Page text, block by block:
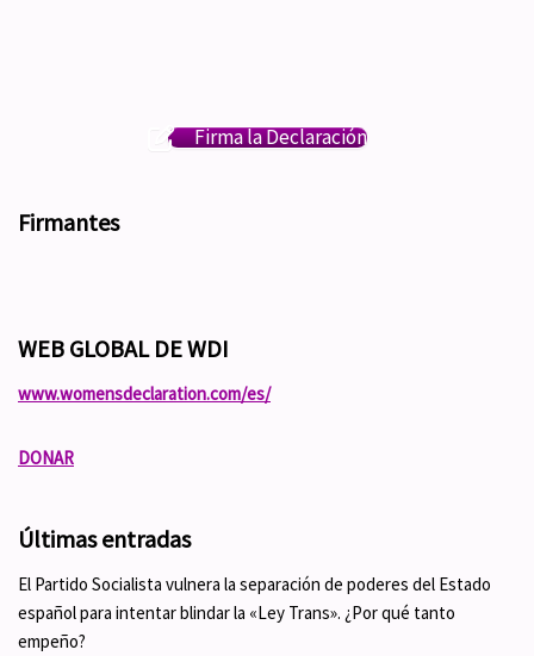
Firma la Declaración
Firmantes
WEB GLOBAL DE WDI
www.womensdeclaration.com/es/
DONAR
Últimas entradas
El Partido Socialista vulnera la separación de poderes del Estado
español para intentar blindar la «Ley Trans». ¿Por qué tanto
empeño?